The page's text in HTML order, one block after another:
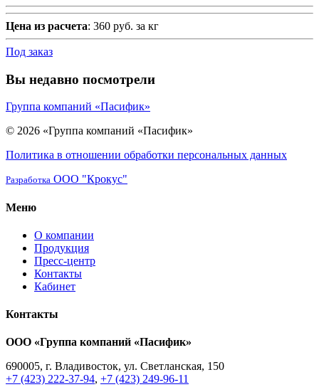
Цена из расчета: 360 руб. за кг
Под заказ
Вы недавно посмотрели
Группа компаний «Пасифик»
© 2026 «Группа компаний «Пасифик»
Политика в отношении обработки персональных данных
Разработка ООО "Крокус"
Меню
О компании
Продукция
Пресс-центр
Контакты
Кабинет
Контакты
ООО «Группа компаний «Пасифик»
690005, г. Владивосток, ул. Светланская, 150
+7 (423) 222-37-94, +7 (423) 249-96-11